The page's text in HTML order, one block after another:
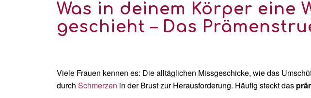
Was in deinem Körper eine
geschieht – Das
Viele Frauen kennen es: Die alltäglichen Missgeschicke, wie das
durchSchmerzen in der Brust zur Herausforderung. Häufig steckt das